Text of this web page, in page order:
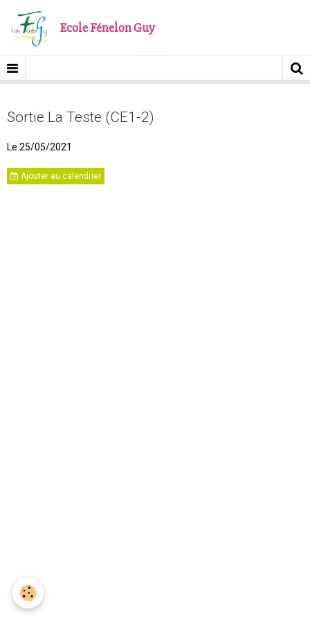
Ecole Fénelon Guy
Sortie La Teste (CE1-2)
Le 25/05/2021
Ajouter au calendrier